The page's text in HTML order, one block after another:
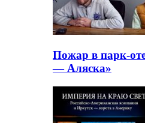
Пожар в парк-
— Аляска»